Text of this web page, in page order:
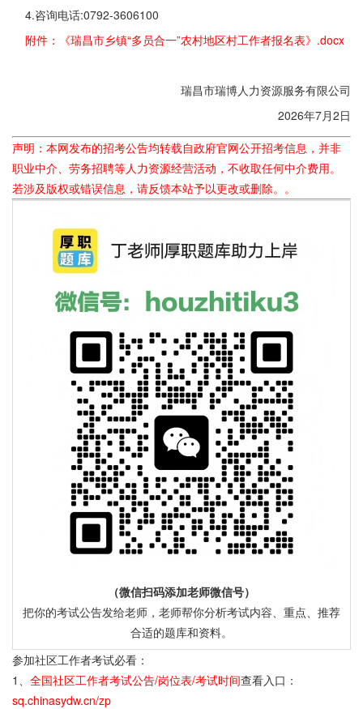
4.咨询电话:0792-3606100
附件：《瑞昌市乡镇“多员合一”农村地区村工作者报名表》.docx
瑞昌市瑞博人力资源服务有限公司
2026年7月2日
声明：本网发布的招考公告均转载自政府官网公开招考信息，并非
职业中介、劳务招聘等人力资源经营活动，不收取任何中介费用。
若涉及版权或错误信息，请反馈本站予以更改或删除。。
（微信扫码添加老师微信号）
把你的考试公告发给老师，老师帮你分析考试内容、重点、推荐
合适的题库和资料。
参加社区工作者考试必看：
1、 全国社区工作者考试公告/岗位表/考试时间查看入口：
sq.chinasydw.cn/zp